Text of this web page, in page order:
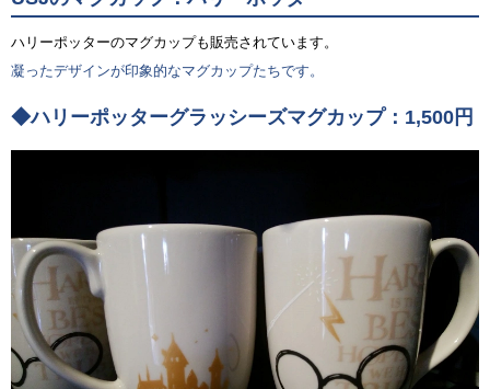
ハリーポッターのマグカップも販売されています。
凝ったデザインが印象的なマグカップたちです。
◆ハリーポッターグラッシーズマグカップ：1,500円